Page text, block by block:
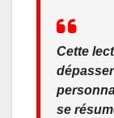
Cette
se